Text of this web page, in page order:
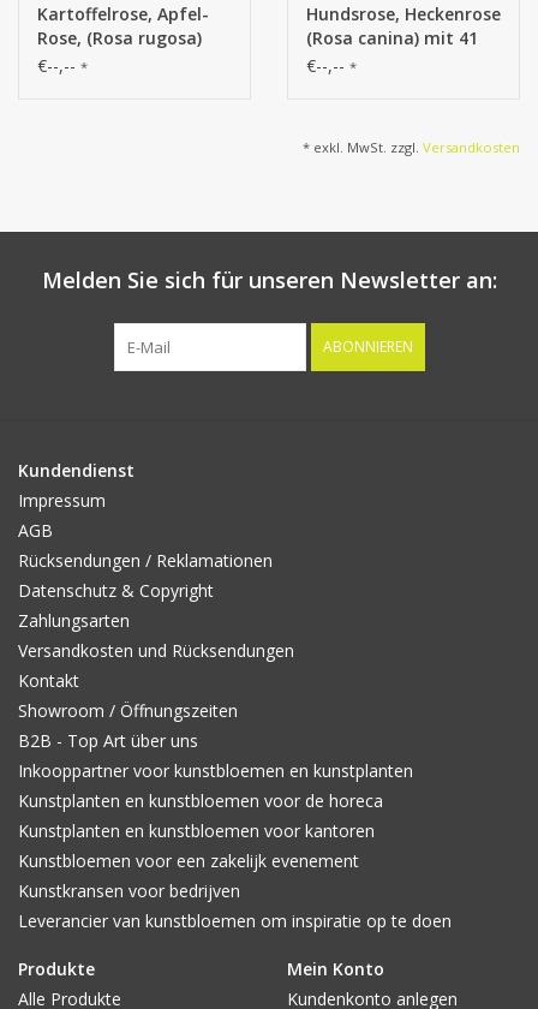
Kartoffelrose, Apfel-
Rose, (Rosa rugosa)
mit 27 Früchten,
€--,-- *
Hundsrose, Heckenrose
(Rosa canina) mit 41
Früchten, 109cm
€--,-- *
* exkl. MwSt. zzgl. Versandkosten
Melden Sie sich für unseren Newsletter an:
ABONNIEREN
Kundendienst
Impressum
AGB
Rücksendungen / Reklamationen
Datenschutz & Copyright
Zahlungsarten
Versandkosten und Rücksendungen
Kontakt
Showroom / Öffnungszeiten
B2B - Top Art über uns
Inkooppartner voor kunstbloemen en kunstplanten
Kunstplanten en kunstbloemen voor de horeca
Kunstplanten en kunstbloemen voor kantoren
Kunstbloemen voor een zakelijk evenement
Kunstkransen voor bedrijven
Leverancier van kunstbloemen om inspiratie op te doen
Produkte
Alle Produkte
Mein Konto
Kundenkonto anlegen